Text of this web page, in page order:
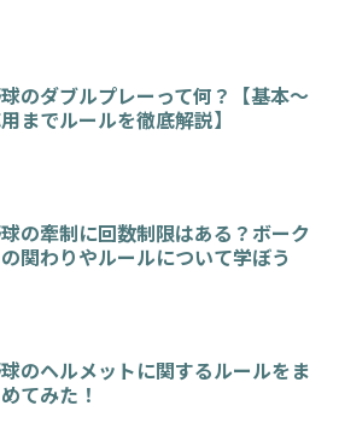
のダブルプレーって何？【基本～
までルールを徹底解説】
の牽制に回数制限はある？ボーク
関わりやルールについて学ぼう
のヘルメットに関するルールをま
てみた！